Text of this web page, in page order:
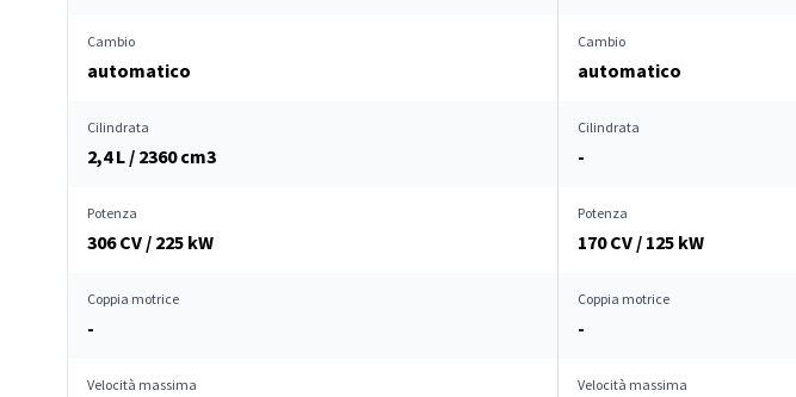
Cambio
automatico
Cambio
automatico
Cilindrata
2,4 L / 2360 cm3
Cilindrata
-
Potenza
306 CV / 225 kW
Potenza
170 CV / 125 kW
Coppia motrice
-
Coppia motrice
-
Velocità massima Velocità massima